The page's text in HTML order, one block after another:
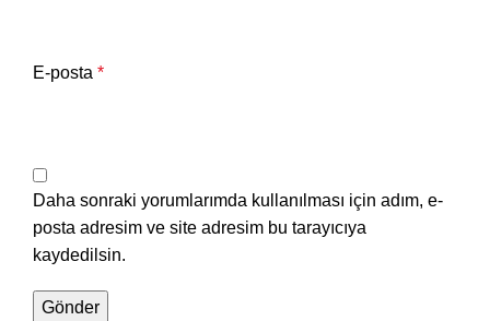
E-posta *
Daha sonraki yorumlarımda kullanılması için adım, e-
posta adresim ve site adresim bu tarayıcıya
kaydedilsin.